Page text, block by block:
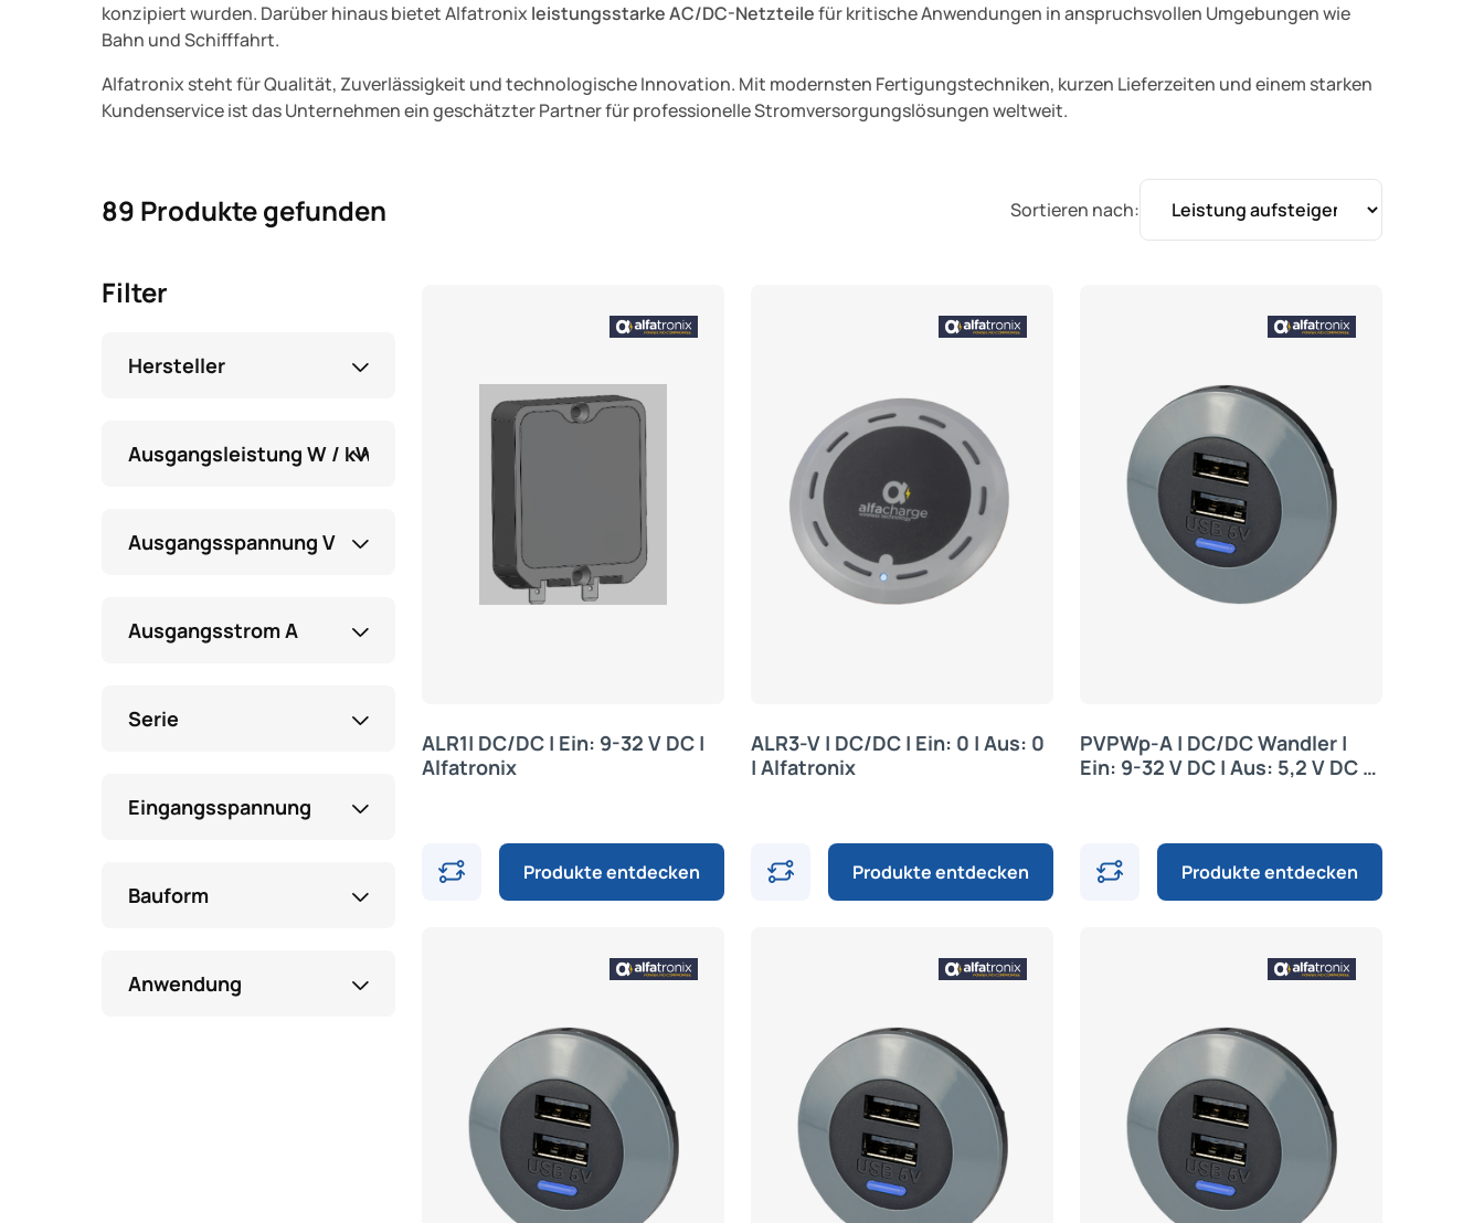
konzipiert wurden. Darüber hinaus bietet Alfatronix leistungsstarke AC/DC-Netzteilefür kritische Anwendungen in anspruchsvollen Umgebungen wie
Bahn und Schifffahrt.
Alfatronix steht für Qualität, Zuverlässigkeit und technologische Innovation. Mit modernsten Fertigungstechniken, kurzen Lieferzeiten und einem starken
Kundenservice ist das Unternehmen ein geschätzter Partner für professionelle Stromversorgungslösungen weltweit.
89 Produkte gefunden
Filter
Hersteller
Ausgangsleistung W / kW
Ausgangsspannung V
Ausgangsstrom A
Serie
Eingangsspannung
Bauform
Anwendung
Sortieren nach:
ALR1| DC/DC | Ein: 9-32 V DC |
Alfatronix
Produkte entdecken
ALR3-V | DC/DC | Ein: 0 | Aus: 0
| Alfatronix
Produkte entdecken
PVPWp-A | DC/DC Wandler |
Ein: 9-32 V DC | Aus: 5,2 V DC |
Produkte entdecken